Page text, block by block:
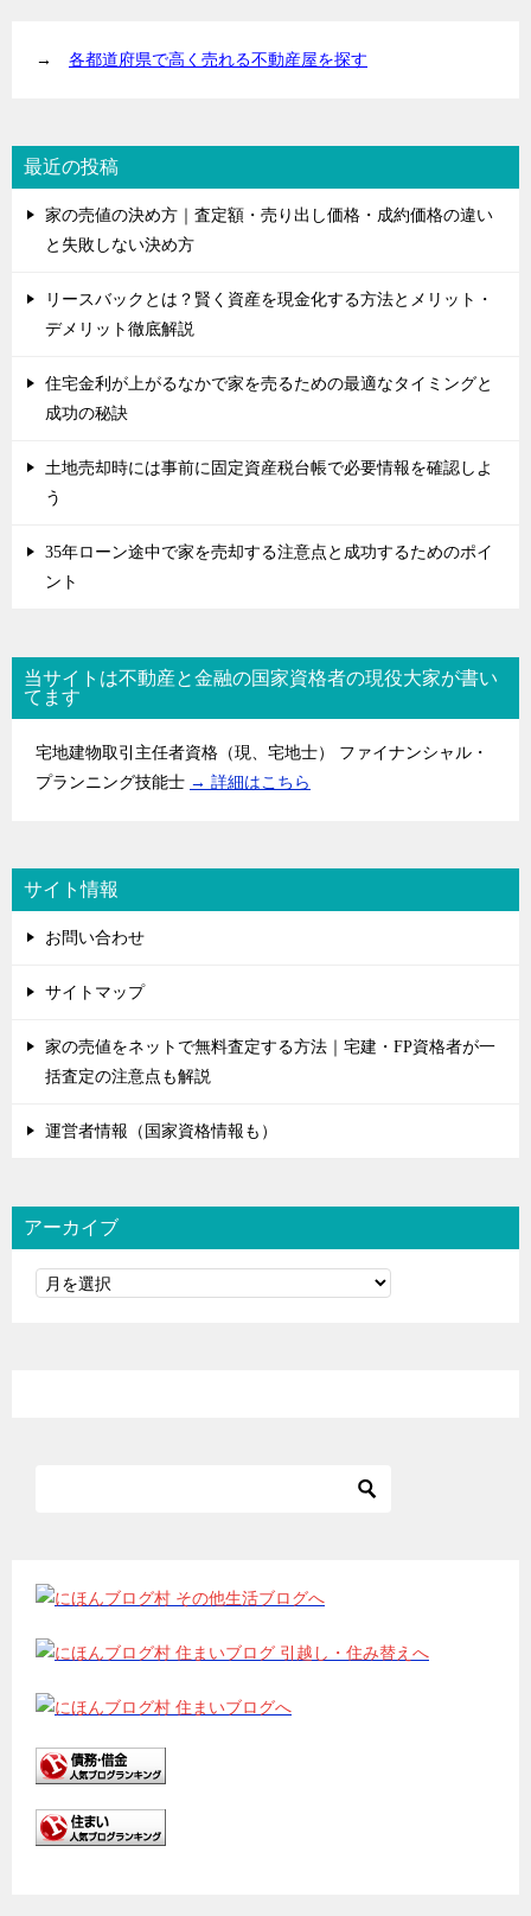
→ 各都道府県で高く売れる不動産屋を探す
最近の投稿
家の売値の決め方｜査定額・売り出し価格・成約価格の違い
と失敗しない決め方
リースバックとは？賢く資産を現金化する方法とメリット・
デメリット徹底解説
住宅金利が上がるなかで家を売るための最適なタイミングと
成功の秘訣
土地売却時には事前に固定資産税台帳で必要情報を確認しよ
う
35年ローン途中で家を売却する注意点と成功するためのポイ
ント
当サイトは不動産と金融の国家資格者の現役大家が書い
てます
宅地建物取引主任者資格（現、宅地士） ファイナンシャル・
プランニング技能士 → 詳細はこちら
サイト情報
お問い合わせ
サイトマップ
家の売値をネットで無料査定する方法｜宅建・FP資格者が一
括査定の注意点も解説
運営者情報（国家資格情報も）
アーカイブ